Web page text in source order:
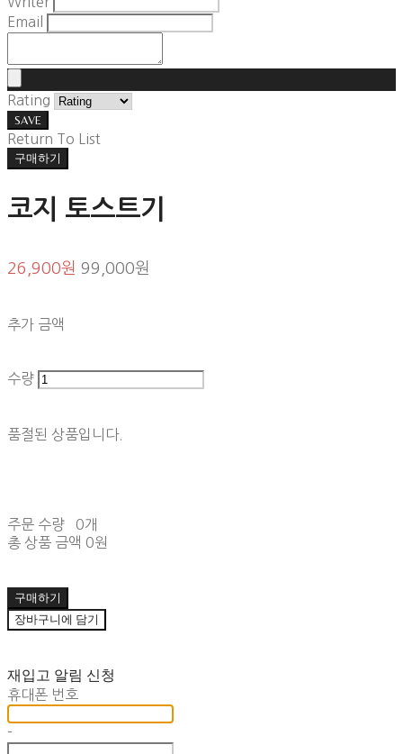
Email
Rating
SAVE
Return To List
구매하기
코지 토스트기
26,900원 99,000원
추가 금액
수량
품절된 상품입니다.
주문 수량
0개
총 상품 금액 0원
구매하기
장바구니에 담기
재입고 알림 신청
휴대폰 번호
-